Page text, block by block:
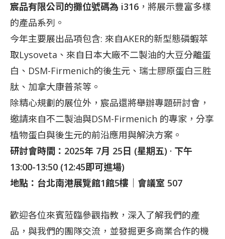
宸品有限公司的攤位號碼為 i316 ，將展示豐富多樣
的產品系列。
今年主要展出品項包含: 來自AKER的新型態磷蝦萃
取Lysoveta、來自日本大廠不二製油的大豆分離蛋
白、DSM-Firmenich的後生元、瑞士膠原蛋白三胜
肽、加拿大康普茶等。
除精心規劃的展位外，宸品還將舉辦專題研討會，
邀請來自不二製油與DSM-Firmenich 的專家，分享
植物蛋白與後生元的前沿應用與解決方案。
研討會時間：2025年 7月 25日 (星期五) · 下午
13:00-13:50 (12:45即可進場)
地點：台北南港展覽館1館5樓｜會議室 507
歡迎各位來賓蒞臨參觀指教，深入了解我們的產
品，與我們的團隊交流，並發掘更多商業合作的機